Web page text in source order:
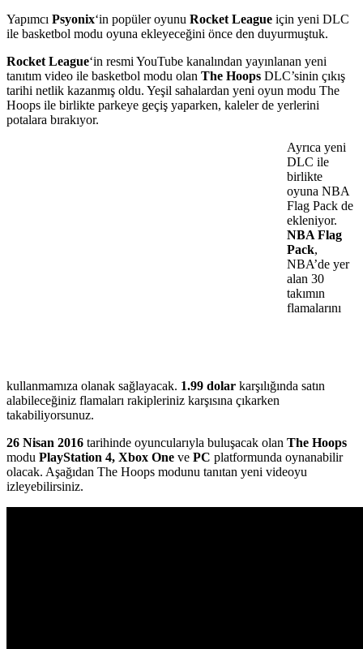
Yapımcı Psyonix‘in popüler oyunu Rocket League için yeni DLC
ile basketbol modu oyuna ekleyeceğini önce den duyurmuştuk.
Rocket League‘in resmi YouTube kanalından yayınlanan yeni
tanıtım video ile basketbol modu olan The Hoops DLC’sinin çıkış
tarihi netlik kazanmış oldu. Yeşil sahalardan yeni oyun modu The
Hoops ile birlikte parkeye geçiş yaparken, kaleler de yerlerini
potalara bırakıyor.
Ayrıca yeni
DLC ile
birlikte
oyuna NBA
Flag Pack de
ekleniyor.
NBA Flag
Pack,
NBA’de yer
alan 30
takımın
flamalarını
kullanmamıza olanak sağlayacak. 1.99 dolar karşılığında satın
alabileceğiniz flamaları rakipleriniz karşısına çıkarken
takabiliyorsunuz.
26 Nisan 2016 tarihinde oyuncularıyla buluşacak olan The Hoops
modu PlayStation 4, Xbox One ve PC platformunda oynanabilir
olacak. Aşağıdan The Hoops modunu tanıtan yeni videoyu
izleyebilirsiniz.